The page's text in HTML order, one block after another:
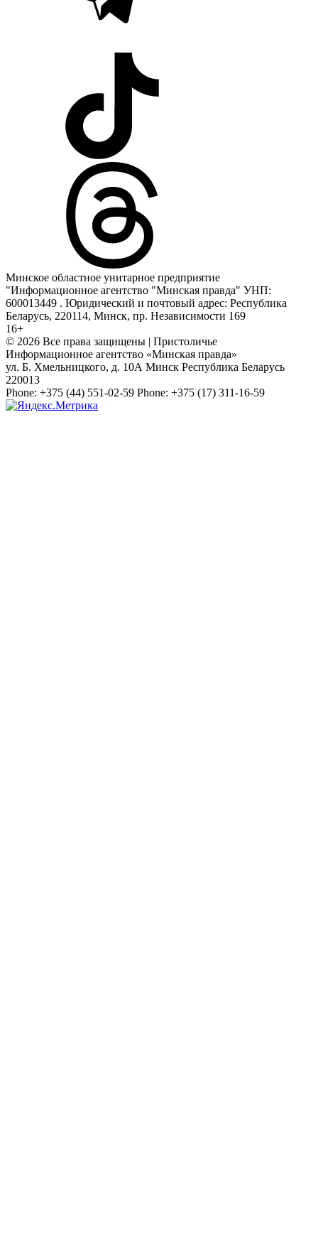
Минское областное унитарное предприятие
"Информационное агентство "Минская правда" УНП:
600013449 . Юридический и почтовый адрес: Республика
Беларусь, 220114, Минск, пр. Независимости 169
16+
© 2026 Все права защищены | Пристоличье
Информационное агентство «Минская правда»
ул. Б. Хмельницкого, д. 10А Минск Республика Беларусь
220013
Phone: +375 (44) 551-02-59 Phone: +375 (17) 311-16-59